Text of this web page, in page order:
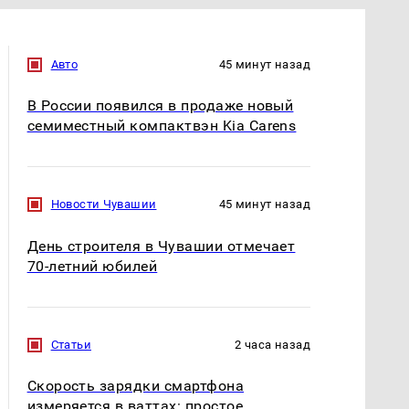
Авто 45 минут назад
В России появился в продаже новый
семиместный компактвэн Kia Carens
Новости Чувашии 45 минут назад
День строителя в Чувашии отмечает
70-летний юбилей
Статьи 2 часа назад
Скорость зарядки смартфона